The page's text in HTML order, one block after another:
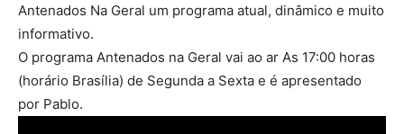
Antenados Na Geral um programa atual, dinâmico e muito
informativo.
O programa Antenados na Geral vai ao ar As 17:00 horas
(horário Brasília) de Segunda a Sexta e é apresentado
por Pablo.